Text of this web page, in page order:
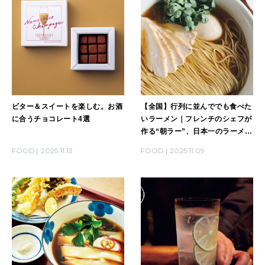
ビター＆スイートを楽しむ。お酒
に合うチョコレート4選
FOOD 2025.11.13
【全国】行列に並んででも食べた
いラーメン｜フレンチのシェフが
作る“朝ラー”、日本一のラーメン
FOOD 2025.11.09